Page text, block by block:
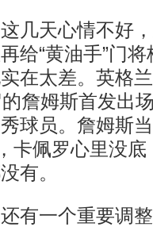
天心情不好，
给“黄油手”门
在太差。英格
的詹姆斯首发出
球员。詹姆斯
卡佩罗心里没
有。
一个重要调整